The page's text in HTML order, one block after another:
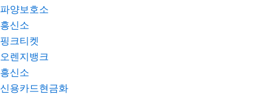
파양보호소
흥신소
핑크티켓
오렌지뱅크
흥신소
신용카드현금화